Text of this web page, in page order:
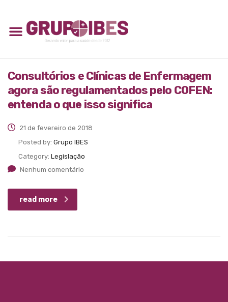
Consultórios e Clínicas de Enfermagem
agora são regulamentados pelo COFEN:
entenda o que isso significa
21 de fevereiro de 2018
Posted by: Grupo IBES
Category: Legislação
Nenhum comentário
read more